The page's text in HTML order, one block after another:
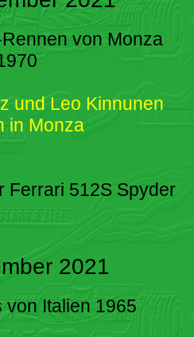
von Monza
und Leo Kinnunen
in Monza
Ferrari 512S Spyder
2021
von Italien 1965